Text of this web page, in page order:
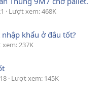
Lượt xem: 468K
nhập khẩu ở đâu tốt?
237K
Lượt xem: 145K